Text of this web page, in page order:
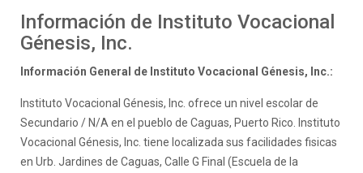
Información de Instituto Vocacional
Génesis, Inc.
Información General de Instituto Vocacional Génesis, Inc.:
Instituto Vocacional Génesis, Inc. ofrece un nivel escolar de
Secundario / N/A en el pueblo de Caguas, Puerto Rico. Instituto
Vocacional Génesis, Inc. tiene localizada sus facilidades fisicas
en Urb. Jardines de Caguas, Calle G Final (Escuela de la